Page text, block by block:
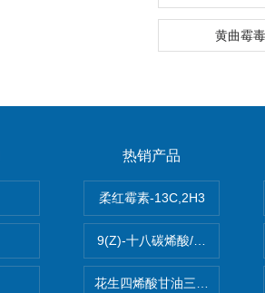
黄曲霉
热销产品
柔红霉素-13C,2H3
9(Z)-十八碳烯酸/油酸
花生四烯酸甘油三酯(顺式-